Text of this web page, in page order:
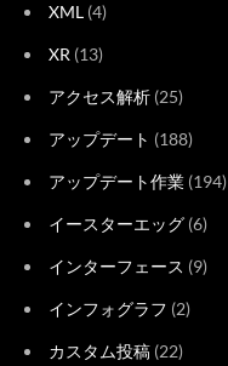
XML (4)
XR (13)
アクセス解析 (25)
アップデート (188)
アップデート作業 (194)
イースターエッグ (6)
インターフェース (9)
インフォグラフ (2)
カスタム投稿 (22)